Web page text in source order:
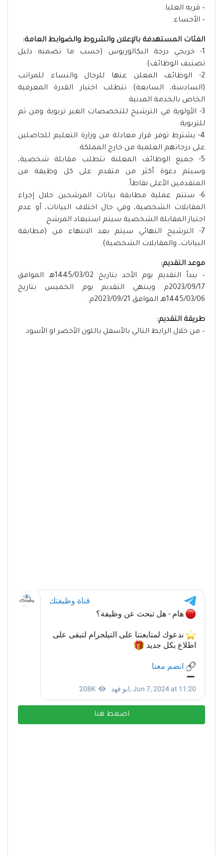
– قريه العليا.
– الأحساء.
الفئات المستهدفة بالإعلان والشروط والضوابط العامة:
1- خريجي درجة البكالوريوس (حسب ما تضمنه دليل
تصنيف الوظائف).
2- الوظائف المعلن عنها للرجال والنساء للمراتب
(السادسة، السابعة) تتطلب اختبار القدرة المعرفية
الخاص بالخدمة المدنية.
3- الأولوية في الترشيح للتخصصات الغير تربوية ومن ثم
للتربوية.
4- يشترط توفر قرار معادلة من وزارة التعليم للحاصلين
على درجاتهم العلمية من خارج المملكة.
5​​​​​​​​​​​​​​- جميع الوظائف المعلنة تتطلب مقابلة شخصية،
وسيتم دعوة أكثر من متقدم على كل وظيفة من
المتقدمين الأعلى نقاطاً.
6​​​​​​​​​​​​​​- ستتم عملية مطابقة بيانات المرشحين خلال إجراء
المقابلات الشخصية، وفي حال اختلاف البيانات، أو عدم
اجتياز المقابلة الشخصية سيتم استبعاد المرشح.
7​​​​​​​​​​​​​​- الترشيح النهائي سيتم بعد الانتهاء من (مطابقة
البيانات، والمقابلات الشخصية).
موعد التقديم:
– يبدأ التقديم يوم الأحد بتاريخ 1445/03/02هـ الموافق
2023/09/17م وينتهي التقديم يوم الخميس بتاريخ
1445/03/06هـ الموافق 2023/09/21م.
طريقة التقديم:
– من خلال الرابط التالي بالأسفل باللون الأخضر او الأسود
اضغط هنا